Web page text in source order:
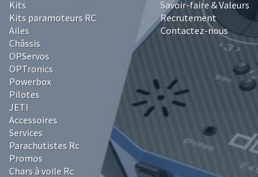
Kits
Kits paramoteurs RC
Ailes
Châssis
OPServos
OPTronics
Powerbox
Pilotes
JETI
Accessoires
Services
Parachutistes Rc
Promos
Chars à voile Rc
Savoir-faire & Valeurs
Recrutement
Contactez-nous